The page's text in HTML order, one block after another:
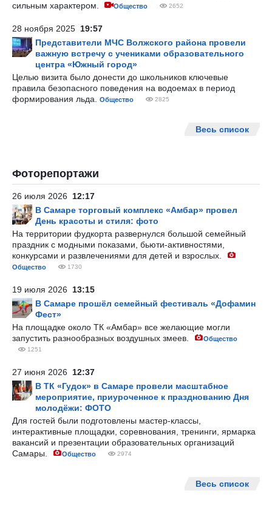
сильным характером.
Общество 2652
28 ноября 2025 19:57
Представители МЧС Волжского района провели
важную встречу с учениками образовательного
центра «Южный город»
Целью визита было донести до школьников ключевые
правила безопасного поведения на водоемах в период
формирования льда.
Общество 2825
Весь список
Фоторепортажи
26 июля 2026 12:17
В Самаре торговый комплекс «Амбар» провел
День красоты и стиля: фото
На территории фудкорта развернулся большой семейный
праздник с модными показами, бьюти-активностями,
конкурсами и развлечениями для детей и взрослых.
Общество 1730
19 июля 2026 13:15
В Самаре прошёл семейный фестиваль «Дофамин
Фест»
На площадке около ТК «Амбар» все желающие могли
запустить разнообразных воздушных змеев.
Общество
1251
27 июня 2026 12:37
В ТК «Гудок» в Самаре провели масштабное
мероприятие, приуроченное к празднованию Дня
молодёжи: ФОТО
Для гостей были подготовлены мастер-классы,
интерактивные площадки, соревнования, тренинги, ярмарка
вакансий и презентации образовательных организаций
Самары.
Общество 2974
Весь список